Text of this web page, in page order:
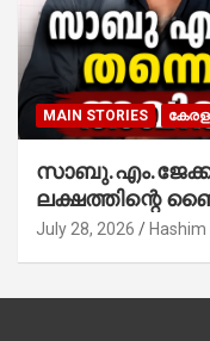
MAIN STORIES
ലക്ഷത്തിന്റെ
മത്സരിച്ചത്!
July 28, 2026